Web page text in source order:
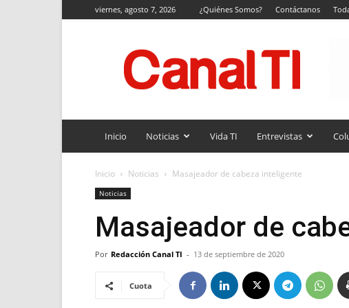
viernes, agosto 7, 2026 ¿Quiénes Somos? Contáctanos
TI
Inicio Noticias Vida TI Entrevistas
Inicio Noticias Masajeador de cabeza inteligente
Noticias
Masajeador de
Por Redacción Canal TI - 13 de septiembre de 2020
Cuota